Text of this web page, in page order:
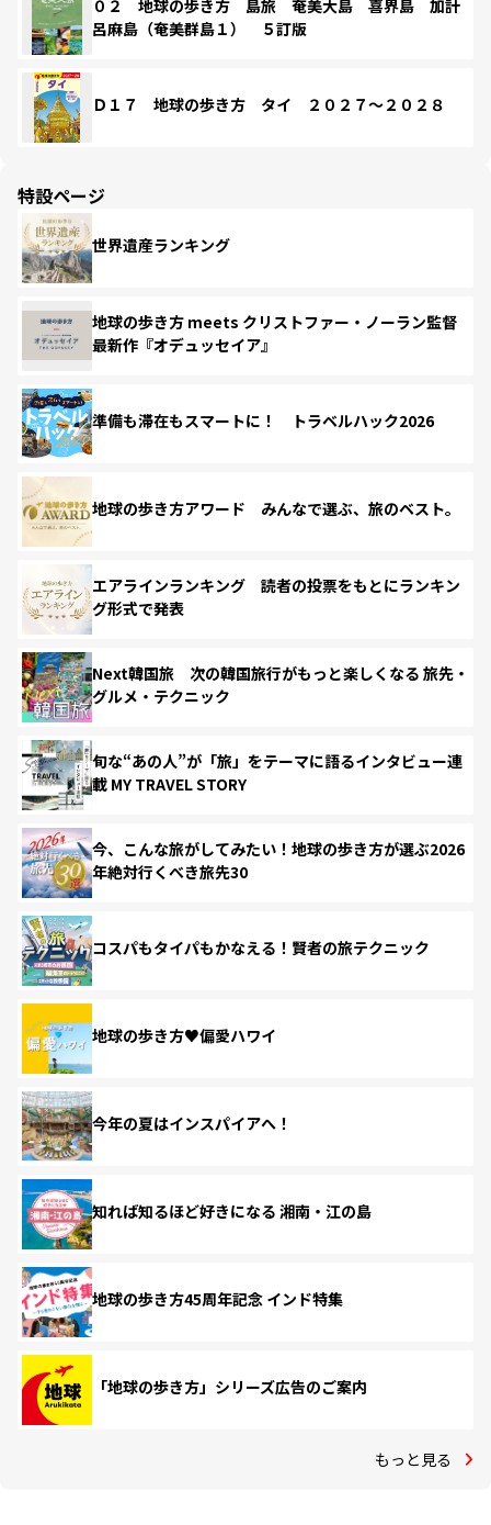
０２ 地球の歩き方 島旅 奄美大島 喜界島 加計
呂麻島（奄美群島１） ５訂版
Ｄ１７ 地球の歩き方 タイ ２０２７～２０２８
特設ページ
世界遺産ランキング
地球の歩き方 meets クリストファー・ノーラン監督
最新作『オデュッセイア』
準備も滞在もスマートに！ トラベルハック2026
地球の歩き方アワード みんなで選ぶ、旅のベスト。
エアラインランキング 読者の投票をもとにランキン
グ形式で発表
Next韓国旅 次の韓国旅行がもっと楽しくなる 旅先・
グルメ・テクニック
旬な“あの人”が「旅」をテーマに語るインタビュー連
載 MY TRAVEL STORY
今、こんな旅がしてみたい！地球の歩き方が選ぶ2026
年絶対行くべき旅先30
コスパもタイパもかなえる！賢者の旅テクニック
地球の歩き方♥偏愛ハワイ
今年の夏はインスパイアへ！
知れば知るほど好きになる 湘南・江の島
地球の歩き方45周年記念 インド特集
「地球の歩き方」シリーズ広告のご案内
もっと見る